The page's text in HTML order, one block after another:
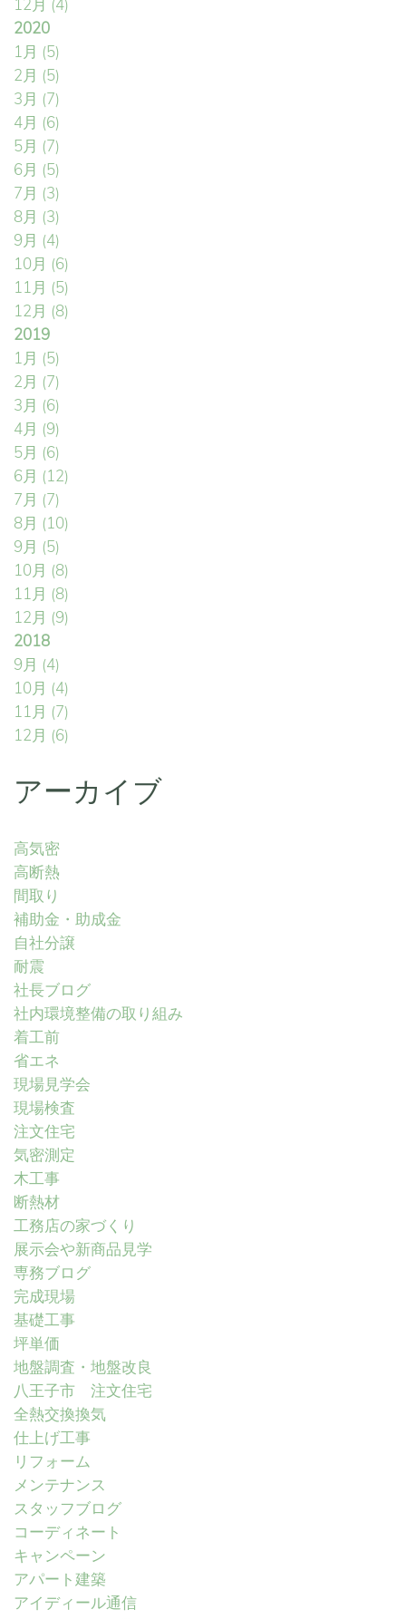
12月 (4)
2020
1月 (5)
2月 (5)
3月 (7)
4月 (6)
5月 (7)
6月 (5)
7月 (3)
8月 (3)
9月 (4)
10月 (6)
11月 (5)
12月 (8)
2019
1月 (5)
2月 (7)
3月 (6)
4月 (9)
5月 (6)
6月 (12)
7月 (7)
8月 (10)
9月 (5)
10月 (8)
11月 (8)
12月 (9)
2018
9月 (4)
10月 (4)
11月 (7)
12月 (6)
アーカイブ
高気密
高断熱
間取り
補助金・助成金
自社分譲
耐震
社長ブログ
社内環境整備の取り組み
着工前
省エネ
現場見学会
現場検査
注文住宅
気密測定
木工事
断熱材
工務店の家づくり
展示会や新商品見学
専務ブログ
完成現場
基礎工事
坪単価
地盤調査・地盤改良
八王子市 注文住宅
全熱交換換気
仕上げ工事
リフォーム
メンテナンス
スタッフブログ
コーディネート
キャンペーン
アパート建築
アイディール通信